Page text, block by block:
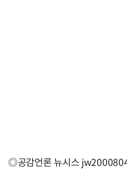
◎공감언론 뉴시스